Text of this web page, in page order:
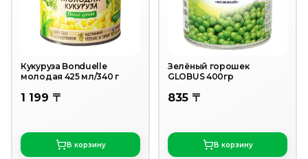
Кукуруза Bonduelle
молодая 425 мл/340 г
1 199 〒
В корзину
Зелёный горошек
GLOBUS 400гр
835 〒
В корзину